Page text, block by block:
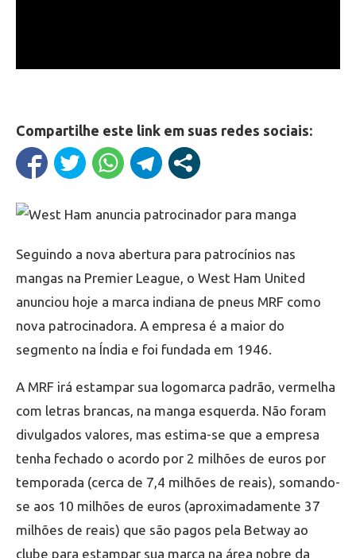
Compartilhe este link em suas redes sociais:
Seguindo a nova abertura para patrocínios nas
mangas na Premier League, o West Ham United
anunciou hoje a marca indiana de pneus MRF como
nova patrocinadora. A empresa é a maior do
segmento na Índia e foi fundada em 1946.
A MRF irá estampar sua logomarca padrão, vermelha
com letras brancas, na manga esquerda. Não foram
divulgados valores, mas estima-se que a empresa
tenha fechado o acordo por 2 milhões de euros por
temporada (cerca de 7,4 milhões de reais), somando-
se aos 10 milhões de euros (aproximadamente 37
milhões de reais) que são pagos pela Betway ao
clube para estampar sua marca na área nobre da